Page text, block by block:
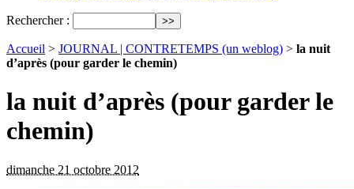
Rechercher :
Accueil > JOURNAL | CONTRETEMPS (un weblog) > la nuit
d’après (pour garder le chemin)
la nuit d’après (pour garder le
chemin)
dimanche 21 octobre 2012